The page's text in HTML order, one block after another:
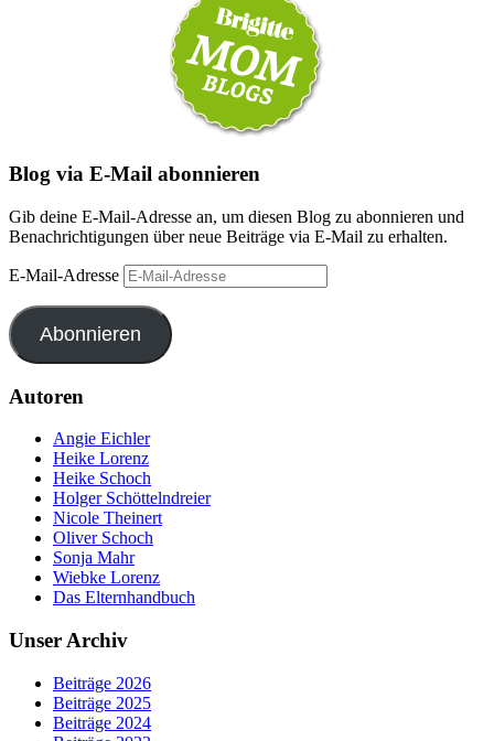
Blog via E-Mail abonnieren
Gib deine E-Mail-Adresse an, um diesen Blog zu abonnieren und
Benachrichtigungen über neue Beiträge via E-Mail zu erhalten.
E-Mail-Adresse
Abonnieren
Autoren
Angie Eichler
Heike Lorenz
Heike Schoch
Holger Schöttelndreier
Nicole Theinert
Oliver Schoch
Sonja Mahr
Wiebke Lorenz
Das Elternhandbuch
Unser Archiv
Beiträge 2026
Beiträge 2025
Beiträge 2024